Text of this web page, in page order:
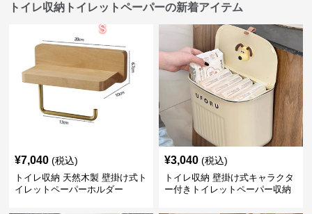
トイレ収納トイレットペーパーの新着アイテム
¥7,040 (税込)
トイレ収納 天然木製 壁掛け式ト
イレットペーパーホルダー
¥3,040 (税込)
トイレ収納 壁掛け式キャラクタ
ー付きトイレットペーパー収納